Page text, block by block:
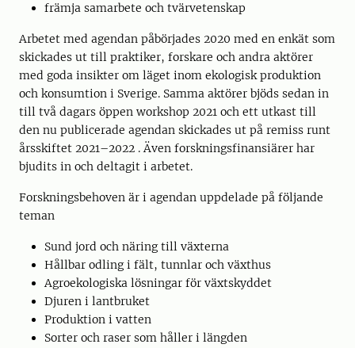
främja samarbete och tvärvetenskap
Arbetet med agendan påbörjades 2020 med en enkät som
skickades ut till praktiker, forskare och andra aktörer
med goda insikter om läget inom ekologisk produktion
och konsumtion i Sverige. Samma aktörer bjöds sedan in
till två dagars öppen workshop 2021 och ett utkast till
den nu publicerade agendan skickades ut på remiss runt
årsskiftet 2021–2022 . Även forskningsfinansiärer har
bjudits in och deltagit i arbetet.
Forskningsbehoven är i agendan uppdelade på följande
teman
Sund jord och näring till växterna
Hållbar odling i fält, tunnlar och växthus
Agroekologiska lösningar för växtskyddet
Djuren i lantbruket
Produktion i vatten
Sorter och raser som håller i längden